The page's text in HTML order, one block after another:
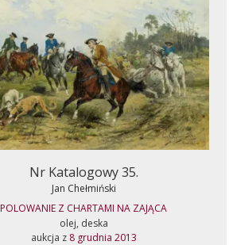
Nr Katalogowy 35.
Jan Chełmiński
POLOWANIE Z CHARTAMI NA ZAJĄCA
olej, deska
aukcja z 8 grudnia 2013